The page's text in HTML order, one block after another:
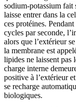
sodium-potassium fait
laisse entrer dans la
ces protéines.
cycles par seconde,
alors que l’extérieur
la membrane est
lipides ne laissent pas
charge interne
positive à l’extérieur
se recharge
biologiques.